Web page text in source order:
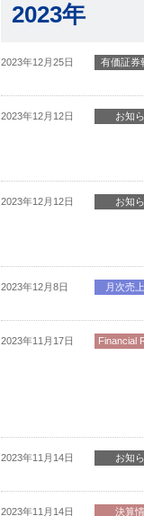
2023年
2023年12月25日 有価証券
2023年12月12日 お知
2023年12月12日 お知
2023年12月8日 月次売
2023年11月17日 Financial
2023年11月14日 お知
2023年11月14日 決算